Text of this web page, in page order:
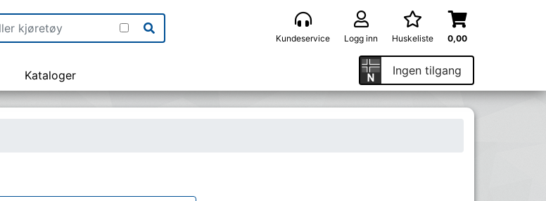
Kundeservice Logg inn Huskeliste 0,00
Kataloger Ingen tilgang